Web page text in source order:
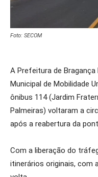
Foto: SECOM
A Prefeitura de
Municipal de Mobilidade
ônibus 114 (Jardim
Palmeiras) voltaram a
após a reabertura da
Com a liberação do
itinerários originais, com